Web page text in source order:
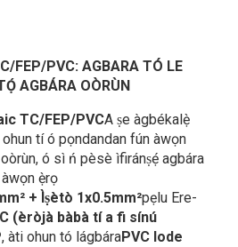
FEP/PVC: AGBARA TÓ LE
AGBÁRA OÒRÙN
TC/FEP/PVCA ṣe àgbékalẹ̀
tí ó pọndandan fún àwọn
ó sì ń pèsè ìfiránṣẹ́ agbára
ẹ̀rọ
+ Ìṣètò 1x0.5mm²pẹlu Ere-
(èròjà bàbà tí a fi sínú
, àti ohun tó lágbáraPVC lode